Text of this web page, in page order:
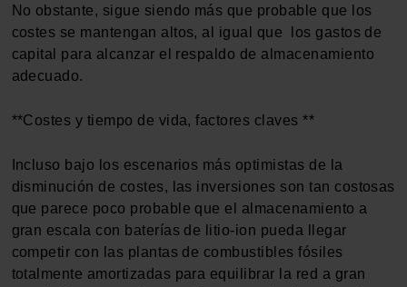
No obstante, sigue siendo más que probable que los
costes se mantengan altos, al igual que los gastos de
capital para alcanzar el respaldo de almacenamiento
adecuado.
**Costes y tiempo de vida, factores claves **
Incluso bajo los escenarios más optimistas de la
disminución de costes, las inversiones son tan costosas
que parece poco probable que el almacenamiento a
gran escala con baterías de litio-ion pueda llegar
competir con las plantas de combustibles fósiles
totalmente amortizadas para equilibrar la red a gran